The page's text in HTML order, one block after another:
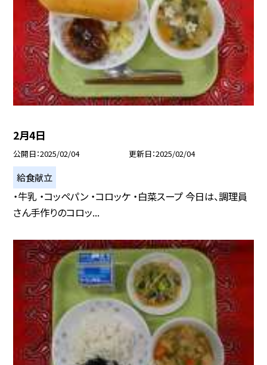
2月4日
公開日 2025/02/04 更新日 2025/02/04
給食献立
・牛乳 ・コッペパン ・コロッケ ・白菜スープ 今日は、調理員
さん手作りのコロッ...